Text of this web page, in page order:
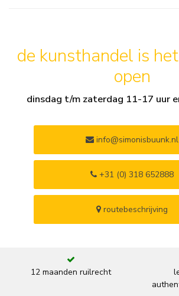
de kunsthandel is
open
dinsdag t/m zaterdag 11-17 uur
info@simonisbuunk.nl
+31 (0) 318 652888
routebeschrijving
12 maanden ruilrecht